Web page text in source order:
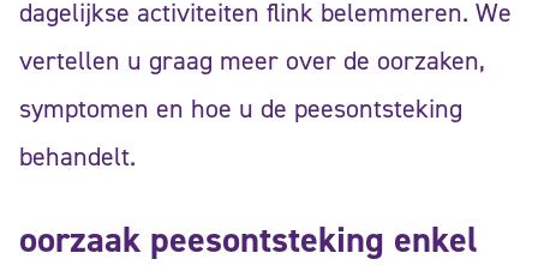
dagelijkse activiteiten flink belemmeren. We
vertellen u graag meer over de oorzaken,
symptomen en hoe u de peesontsteking
behandelt.
oorzaak peesontsteking enkel